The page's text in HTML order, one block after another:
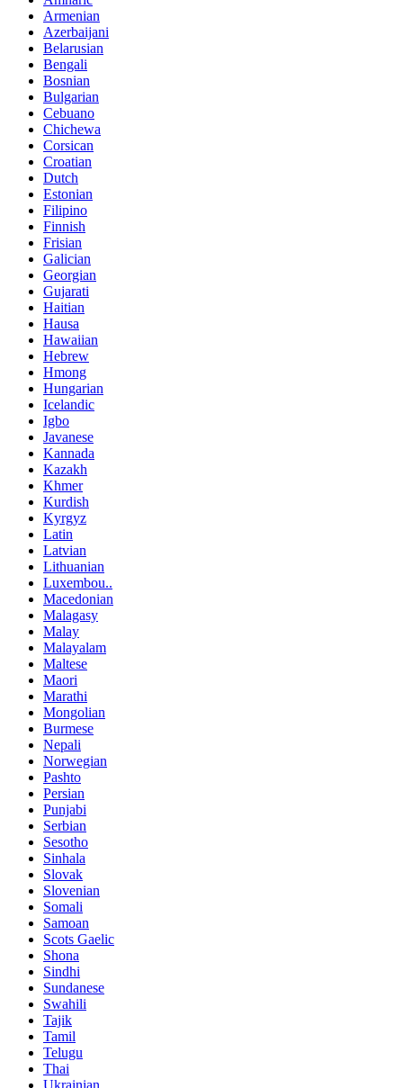
Armenian
Azerbaijani
Belarusian
Bengali
Bosnian
Bulgarian
Cebuano
Chichewa
Corsican
Croatian
Dutch
Estonian
Filipino
Finnish
Frisian
Galician
Georgian
Gujarati
Haitian
Hausa
Hawaiian
Hebrew
Hmong
Hungarian
Icelandic
Igbo
Javanese
Kannada
Kazakh
Khmer
Kurdish
Kyrgyz
Latin
Latvian
Lithuanian
Luxembou..
Macedonian
Malagasy
Malay
Malayalam
Maltese
Maori
Marathi
Mongolian
Burmese
Nepali
Norwegian
Pashto
Persian
Punjabi
Serbian
Sesotho
Sinhala
Slovak
Slovenian
Somali
Samoan
Scots Gaelic
Shona
Sindhi
Sundanese
Swahili
Tajik
Tamil
Telugu
Thai
Ukrainian